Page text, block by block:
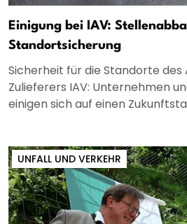
Einigung bei IAV:
Standortsicherung
Sicherheit für die Standorte
Zulieferers IAV: Unternehmen
einigen sich auf einen
UNFALL UND VERKEHR